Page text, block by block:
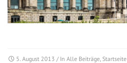
5. August 2013 / In Alle Beiträge Startseite